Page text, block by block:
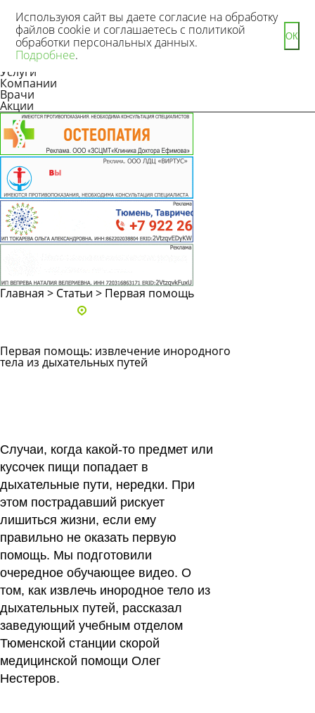
Новости
Статьи
Услуги
Компании
Врачи
Акции
Главная > Статьи > Первая помощь
Первая помощь: извлечение инородного
тела из дыхательных путей
Случаи, когда какой-то предмет или
кусочек пищи попадает в
дыхательные пути, нередки. При
этом пострадавший рискует
лишиться жизни, если ему
правильно не оказать первую
помощь. Мы подготовили
очередное обучающее видео. О
том, как извлечь инородное тело из
дыхательных путей, рассказал
заведующий учебным отделом
Тюменской станции скорой
медицинской помощи Олег
Нестеров.
Используюя сайт вы даете согласие на обработку
файлов cookie и соглашаетесь с политикой
обработки персональных данных.
Подробнее.
ОК